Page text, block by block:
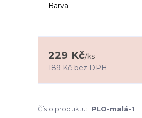
Barva
229 Kč/ks
189 Kč bez DPH
Číslo produktu: PLO-malá-1